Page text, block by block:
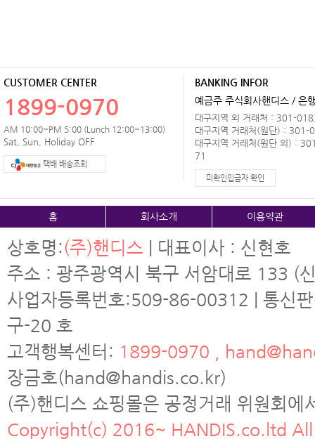
CUSTOMER CENTER
1899-0970
AM 10:00~PM 5:00 (Lunch 12:00~13:00)
Sat, Sun, Holiday OFF
택배 배송조회
BANKING INFOR
예금주 주식회사핸디스 / 은
대구지역 외 거래처 : 301-
대구지역 거래처(원단) :
대구지역 거래처(원단 외) :
71
미확인입금자 확인
홈 회사소개 이용약관
상호명:(주)핸디스 | 대표이사 : 신현호
주소 : 광주광역시 북구 서암대로 133 (
사업자등록번호:509-86-00312 | 통신
구-20 호
고객행복센터: 1899-0970 ,
장금호(hand@handis.co.kr)
(주)핸디스 쇼핑몰은 공정거래 위원회
Copyright(c) 2016~ HANDIS.co.ltd